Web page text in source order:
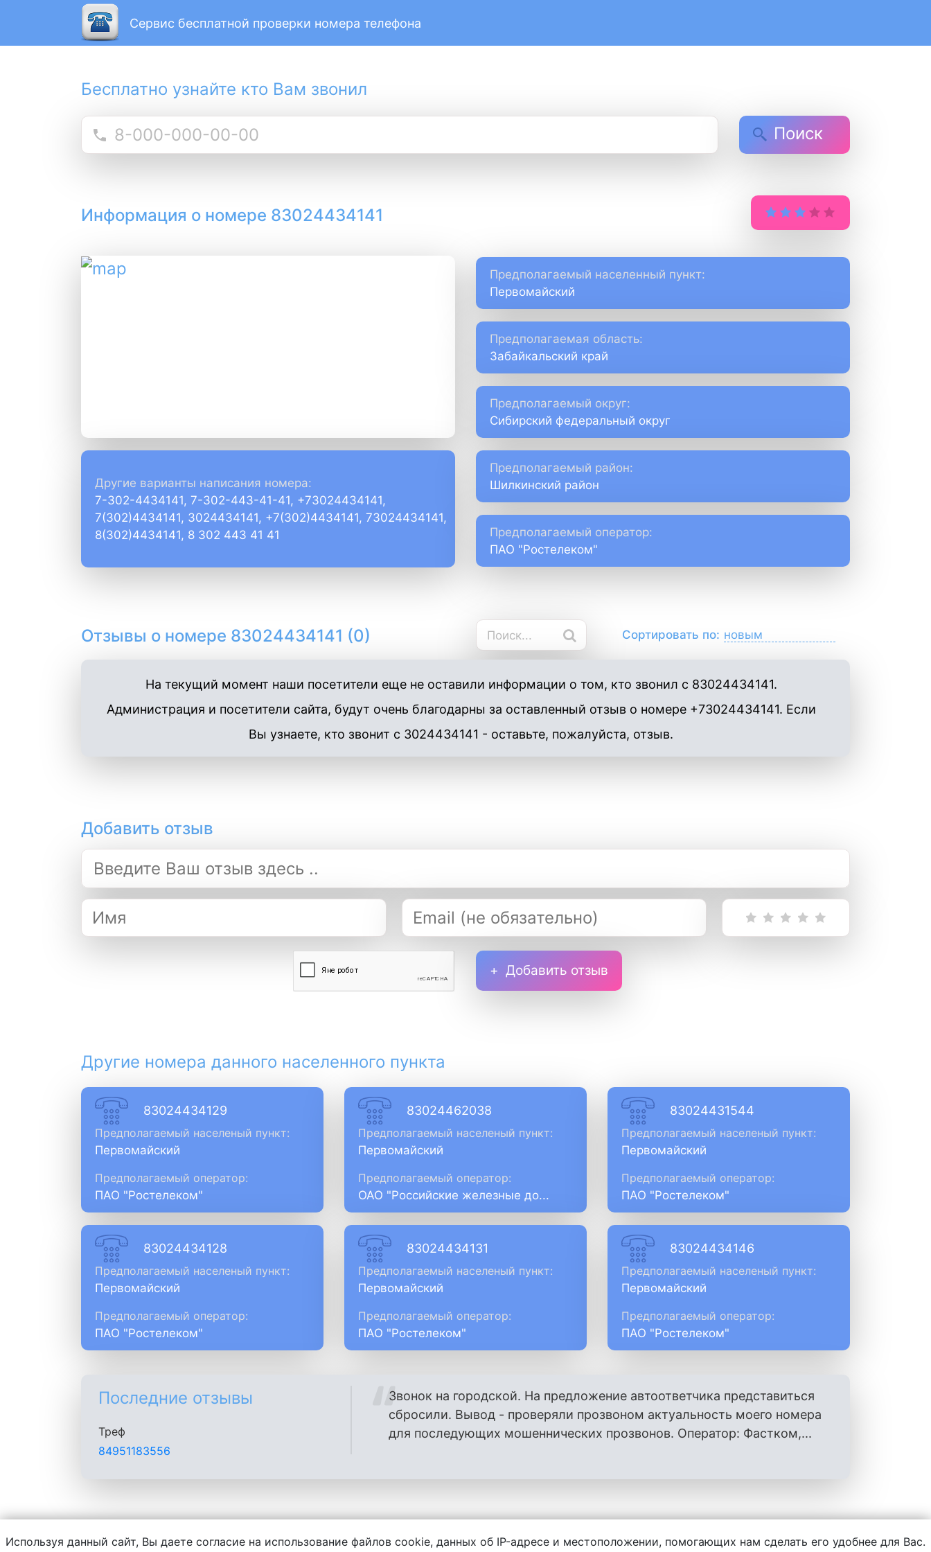
Сервис бесплатной проверки номера телефона
Бесплатно узнайте кто Вам звонил
Поиск
Информация о номере 83024434141
Предполагаемый населенный пункт:
Первомайский
Предполагаемая область:
Забайкальский край
Предполагаемый округ:
Сибирский федеральный округ
Другие варианты написания номера:
7-302-4434141, 7-302-443-41-41, +73024434141,
7(302)4434141, 3024434141, +7(302)4434141, 73024434141,
8(302)4434141, 8 302 443 41 41
Предполагаемый район:
Шилкинский район
Предполагаемый оператор:
ПАО "Ростелеком"
Отзывы о номере 83024434141 (0) Сортировать по:
На текущий момент наши посетители еще не оставили информации о том, кто звонил с 83024434141.
Администрация и посетители сайта, будут очень благодарны за оставленный отзыв о номере +73024434141. Если
Вы узнаете, кто звонит с 3024434141 - оставьте, пожалуйста, отзыв.
Добавить отзыв
Добавить отзыв
Другие номера данного населенного пункта
83024434129
Предполагаемый населеный пункт:
Первомайский
Предполагаемый оператор:
ПАО "Ростелеком"
83024462038
Предполагаемый населеный пункт:
Первомайский
Предполагаемый оператор:
ОАО "Российские железные до...
83024431544
Предполагаемый населеный пункт:
Первомайский
Предполагаемый оператор:
ПАО "Ростелеком"
83024434128
Предполагаемый населеный пункт:
Первомайский
Предполагаемый оператор:
ПАО "Ростелеком"
83024434131
Предполагаемый населеный пункт:
Первомайский
Предполагаемый оператор:
ПАО "Ростелеком"
83024434146
Предполагаемый населеный пункт:
Первомайский
Предполагаемый оператор:
ПАО "Ростелеком"
Последние отзывы
Треф
84951183556
Звонок на городской. На предложение автоответчика представиться
сбросили. Вывод - проверяли прозвоном актуальность моего номера
для последующих мошеннических прозвонов. Оператор: Фастком,...
Администрация сайта не несет ответственности за содержание комментариев, любой другой информации, написанной пользователями.
Используя данный сайт, Вы даете согласие на использование файлов cookie, данных об IP-адресе и местоположении, помогающих нам сделать его удобнее для Вас.